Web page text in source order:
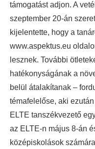
támogatást adjon. A
szeptember 20-án
kijelentette, hogy a
www.aspektus.eu
lesznek. További
hatékonyságának a
belül átalakítanak –
témafelelőse, aki
ELTE tanszékvezető
az ELTE-n május 8-án
középiskolások